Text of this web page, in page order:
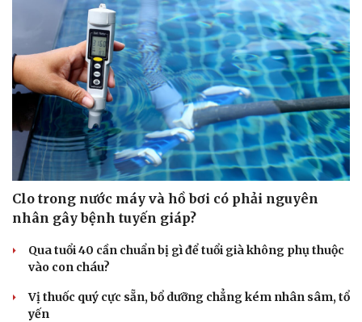
Clo trong nước máy và hồ bơi có phải nguyên
nhân gây bệnh tuyến giáp?
Qua tuổi 40 cần chuẩn bị gì để tuổi già không phụ thuộc
vào con cháu?
Vị thuốc quý cực sẵn, bổ dưỡng chẳng kém nhân sâm, tổ
yến